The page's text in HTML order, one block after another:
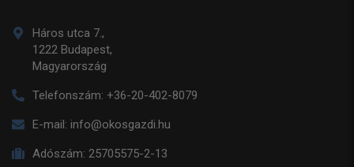
Háros utca 7.,
1222 Budapest,
Magyarország
Telefonszám: +36-20-402-8079
E-mail: info@okosgazdi.hu
Adószám: 25705575-2-13